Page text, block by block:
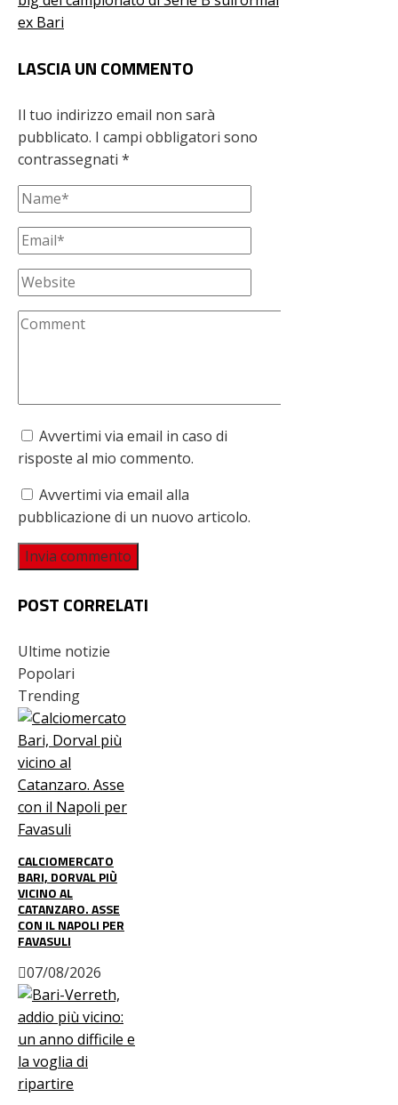
ex Bari
LASCIA UN COMMENTO
Il tuo indirizzo email non sarà
pubblicato. I campi obbligatori sono
contrassegnati *
Avvertimi via email in caso di
risposte al mio commento.
Avvertimi via email alla
pubblicazione di un nuovo articolo.
POST CORRELATI
Ultime notizie
Popolari
Trending
CALCIOMERCATO
BARI, DORVAL PIÙ
VICINO AL
CATANZARO. ASSE
CON IL NAPOLI PER
FAVASULI
07/08/2026